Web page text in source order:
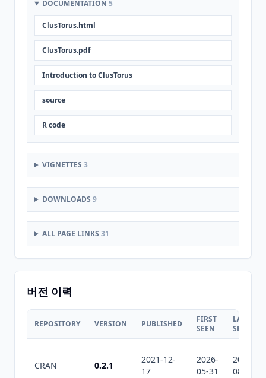
DOCUMENTATION 5
ClusTorus.html
ClusTorus.pdf
Introduction to ClusTorus
source
R code
VIGNETTES 3
DOWNLOADS 9
ALL PAGE LINKS 31
버전 이력
REPOSITORY VERSION PUBLISHED
FIRST
SEEN
LAST
SEEN
CRAN 0.2.1
2021-12-
17
2026-
05-31
2026-
08-01